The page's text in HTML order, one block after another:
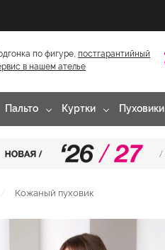
по фигуре, постгарантийный
в нашем ателье
Пальто Куртки Пуховики
Кожаный пуховик